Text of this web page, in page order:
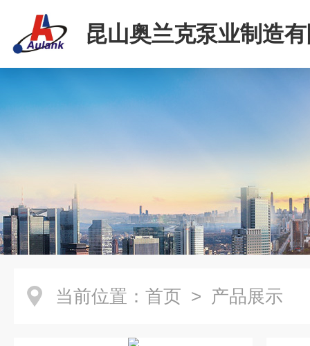
昆山奥兰克泵业制造
当前位置： 首页 > 产品展示